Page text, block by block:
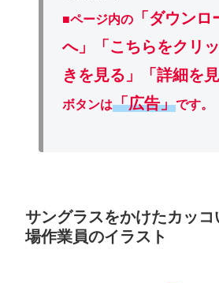
■ページ内の
「ダウンロ
へ」「こちらをクリ
きを見る」「詳細を
ボタンは「広告」です。
サングラスをかけたカッ
場作業員のイラスト